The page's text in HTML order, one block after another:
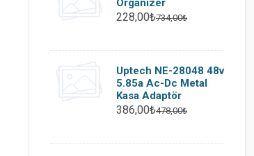
Organizer
228,00₺734,00₺
Uptech NE-28048 48v
5.85a Ac-Dc Metal
Kasa Adaptör
386,00₺478,00₺